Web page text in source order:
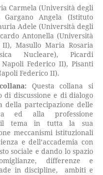
Carmela (Università degli
Angela (Istituto
Adele (Università degli
Antonella (Università
Masullo Maria Rosaria
Nucleare), Picardi
Federico II), Pisanti
Federico II).
Questa collana si
discussione e di dialogo
della partecipazione delle
ed alla professione
il tema in tutta la sua
meccanismi istituzionali
e dell’accademia con
sociale e dando lo spazio
differenze e
in discipline, ambiti e